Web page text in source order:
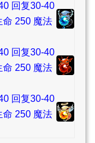
回复30-40
命 250 魔法
回复30-40
命 250 魔法
回复30-40
命 250 魔法